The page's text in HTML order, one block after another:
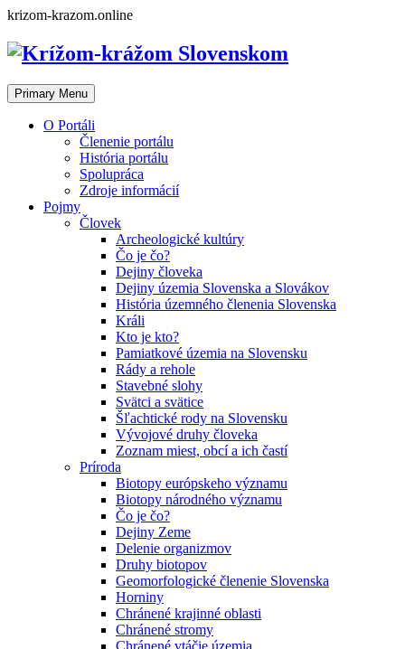
Skip
content
krizom-krazom.online
Primary Menu
O Portáli
Členenie portálu
História portálu
Spolupráca
Zdroje informácií
Pojmy
Človek
Archeologické kultúry
Čo je čo?
Dejiny človeka
Dejiny územia Slovenska a Slovákov
História územného členenia Slovenska
Králi
Kto je kto?
Pamiatkové územia na Slovensku
Rády a rehole
Stavebné slohy
Svätci a svätice
Šľachtické rody na Slovensku
Vývojové druhy človeka
Zoznam miest, obcí a ich častí
Príroda
Biotopy európskeho významu
Biotopy národného významu
Čo je čo?
Dejiny Zeme
Delenie organizmov
Druhy biotopov
Geomorfologické členenie Slovenska
Horniny
Chránené krajinné oblasti
Chránené stromy
Chránené vtáčie územia